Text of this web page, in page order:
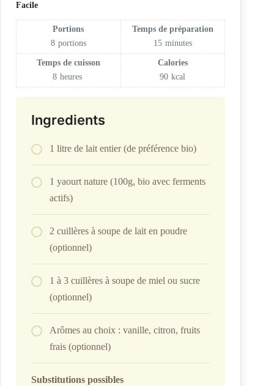
Facile
Portions
8 portions
Temps de préparation
15 minutes
Temps de cuisson
8 heures
Calories
90 kcal
Ingredients
1 litre de lait entier (de préférence bio)
1 yaourt nature (100g, bio avec ferments
actifs)
2 cuillères à soupe de lait en poudre
(optionnel)
1 à 3 cuillères à soupe de miel ou sucre
(optionnel)
Arômes au choix : vanille, citron, fruits
frais (optionnel)
Substitutions possibles